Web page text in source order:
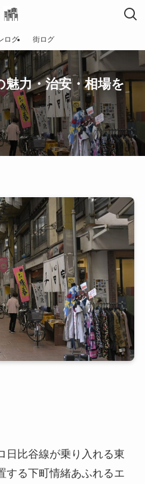
ログ 街ログ
魅力・治安・相場を
日比谷線が乗り入れる東
する下町情緒あふれるエ